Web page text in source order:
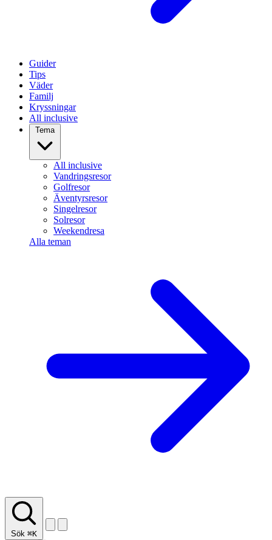
Guider
Tips
Väder
Familj
Kryssningar
All inclusive
Tema
All inclusive
Vandringsresor
Golfresor
Äventyrsresor
Singelresor
Solresor
Weekendresa
Alla teman
Sök ⌘K